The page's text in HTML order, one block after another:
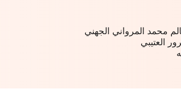
محمد المرواني الجهني
العتيبي